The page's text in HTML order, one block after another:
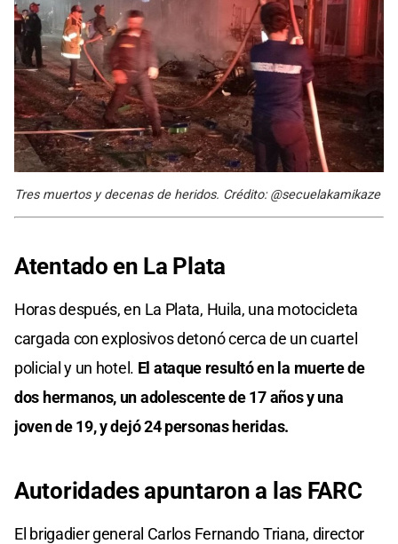
Tres muertos y decenas de heridos. Crédito: @secuelakamikaze
Atentado en La Plata
Horas después, en La Plata, Huila, una motocicleta
cargada con explosivos detonó cerca de un cuartel
policial y un hotel. El ataque resultó en la muerte de
dos hermanos, un adolescente de 17 años y una
joven de 19, y dejó 24 personas heridas.
Autoridades apuntaron a las FARC
El brigadier general Carlos Fernando Triana, director